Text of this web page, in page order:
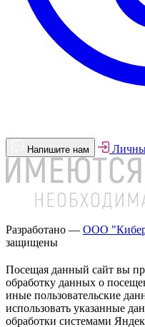
Напишите нам
Разработано — ООО
защищены
Посещая данный сайт вы
обработку данных о
иные пользовательские
использовать указанные
обработки системами